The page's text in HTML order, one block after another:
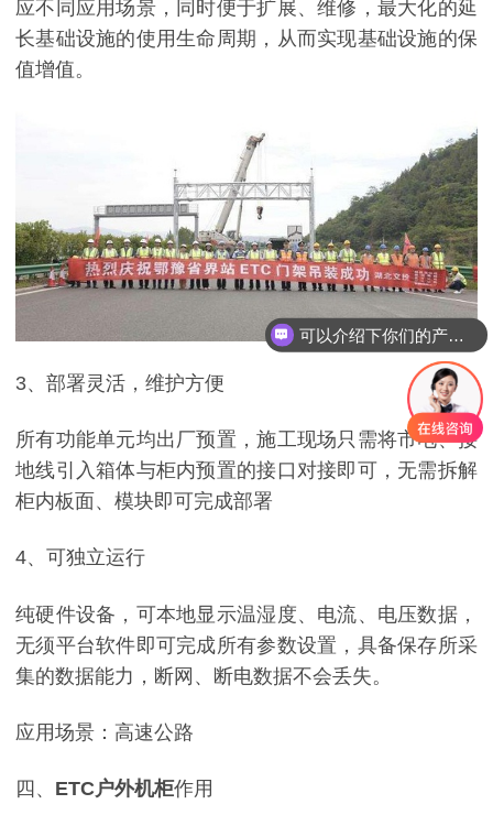
应不同应用场景，同时便于扩展、维修，最大化的延
长基础设施的使用生命周期，从而实现基础设施的保
值增值。
3、部署灵活，维护方便
所有功能单元均出厂预置，施工现场只需将市电、接
地线引入箱体与柜内预置的接口对接即可，无需拆解
柜内板面、模块即可完成部署
4、可独立运行
纯硬件设备，可本地显示温湿度、电流、电压数据，
无须平台软件即可完成所有参数设置，具备保存所采
集的数据能力，断网、断电数据不会丢失。
应用场景：高速公路
四、 ETC户外机柜作用
可以介绍下你们的产品么